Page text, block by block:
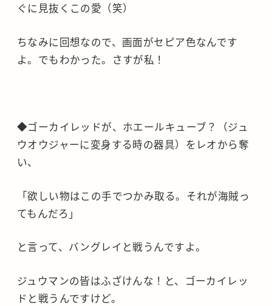
ぐに見抜くこの愛（笑）
ちなみに回想なので、画面がセピア色なんです
よ。でもわかった。さすが私！
◆ゴーカイレッドが、ホエールキューブ？（ジュ
ウオウジャーに変身する時の器具）をレオから奪
い、
「欲しい物はこの手でつかみ取る。それが海賊っ
てもんだろ」
と言って、バングレイと戦うんですよ。
ジュウマンの皆はふざけんな！と、ゴーカイレッ
ドと戦うんですけど。